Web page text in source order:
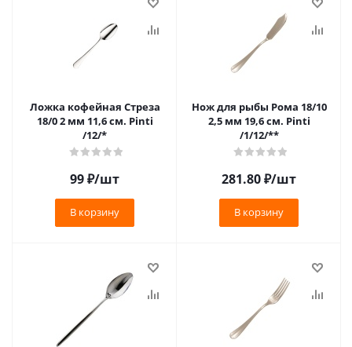
Ложка кофейная Стреза
18/0 2 мм 11,6 см. Pinti
/12/*
99₽/шт
В корзину
Нож для рыбы Рома 18/10
2,5 мм 19,6 см. Pinti
/1/12/**
281.80₽/шт
В корзину